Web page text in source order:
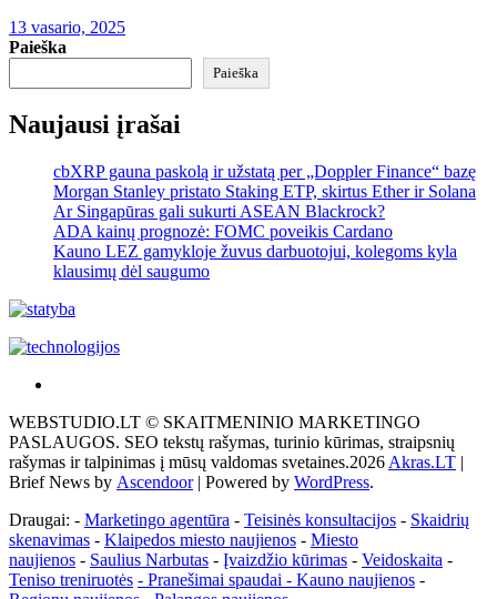
13 vasario, 2025
Paieška
Paieška
Naujausi įrašai
cbXRP gauna paskolą ir užstatą per „Doppler Finance“ bazę
Morgan Stanley pristato Staking ETP, skirtus Ether ir Solana
Ar Singapūras gali sukurti ASEAN Blackrock?
ADA kainų prognozė: FOMC poveikis Cardano
Kauno LEZ gamykloje žuvus darbuotojui, kolegoms kyla
klausimų dėl saugumo
tai
žemės
ploto
matavimo
Pagrindinis
WEBSTUDIO.LT © SKAITMENINIO MARKETINGO
PASLAUGOS. SEO tekstų rašymas, turinio kūrimas, straipsnių
rašymas ir talpinimas į mūsų valdomas svetaines.2026 Akras.LT |
Brief News by Ascendoor| Powered by WordPress.
Draugai: - Marketingo agentūra - Teisinės konsultacijos - Skaidrių
skenavimas - Klaipedos miesto naujienos - Miesto
naujienos - Saulius Narbutas - Įvaizdžio kūrimas - Veidoskaita -
Teniso treniruotės - Pranešimai spaudai - Kauno naujienos -